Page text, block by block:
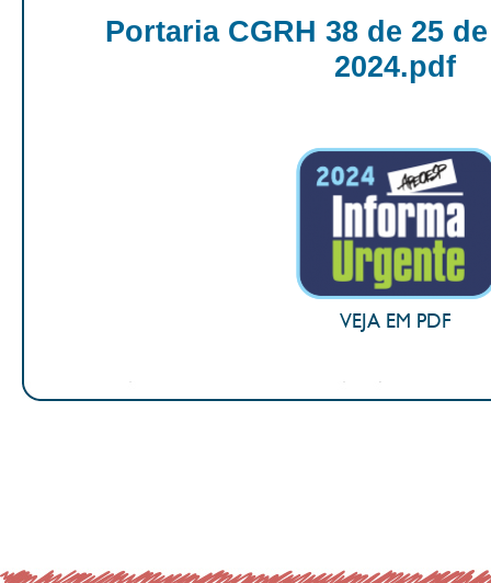
Portaria CGRH 38 de 25
2024.pdf
VEJA EM PDF